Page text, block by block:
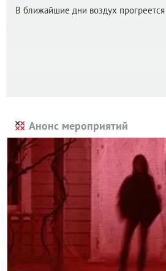
В ближайшие дни воздух
Анонс мероприятий